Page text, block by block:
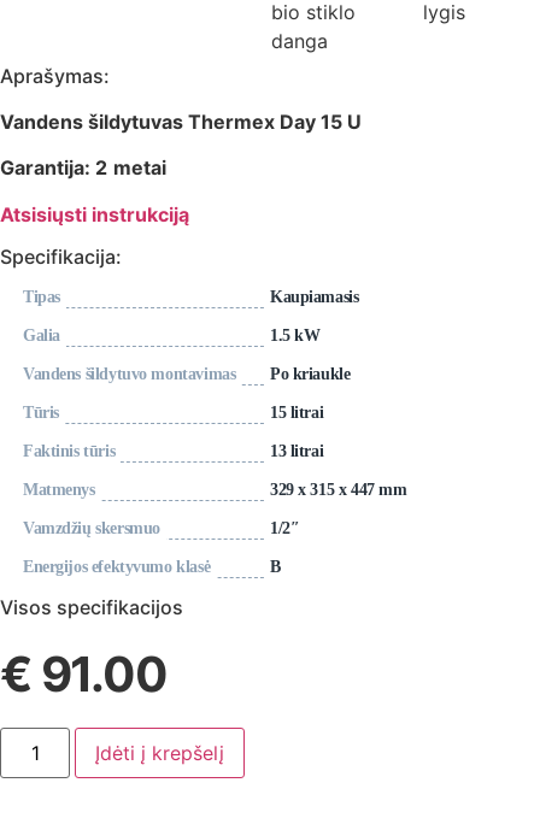
Aprašymas:
Vandens šildytuvas Thermex Day 15 U
Garantija: 2 metai
Atsisiųsti instrukciją
Specifikacija:
Tipas Kaupiamasis
Galia 1.5 kW
Vandens šildytuvo montavimas Po kriaukle
Tūris 15 litrai
Faktinis tūris 13 litrai
Matmenys 329 x 315 x 447 mm
Vamzdžių skersmuo 1/2″
Energijos efektyvumo klasė В
Visos specifikacijos
€ 91.00
produkto
kiekis:
Vandens
Įdėti į krepšelį